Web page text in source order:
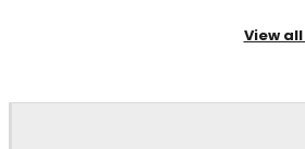
View